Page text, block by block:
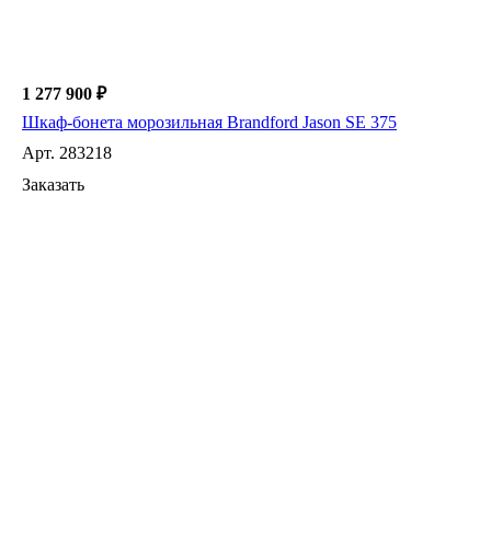
1 277 900 ₽
Шкаф-бонета морозильная Brandford Jason SE 375
Арт. 283218
Заказать